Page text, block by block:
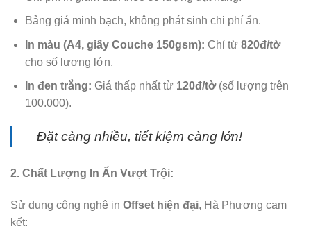
Bảng giá minh bạch, không phát sinh chi phí ẩn.
In màu (A4, giấy Couche 150gsm): Chỉ từ 820đ/tờ
cho số lượng lớn.
In đen trắng: Giá thấp nhất từ 120đ/tờ(số lượng trên
100.000).
Đặt càng nhiều, tiết kiệm càng lớn!
2. Chất Lượng In Ấn Vượt Trội:
Sử dụng công nghệ in Offset hiện đại, Hà Phương cam
kết: